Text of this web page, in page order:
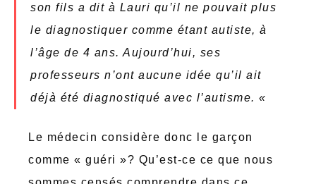
son fils a dit à Lauri qu’il ne pouvait plus
le diagnostiquer comme étant autiste, à
l’âge de 4 ans. Aujourd’hui, ses
professeurs n’ont aucune idée qu’il ait
déjà été diagnostiqué avec l’autisme. «
Le médecin considère donc le garçon
comme « guéri »? Qu’est-ce ce que nous